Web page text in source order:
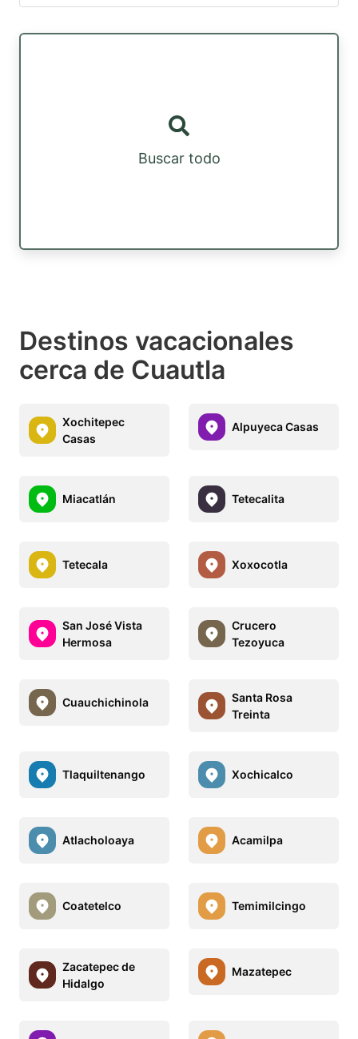
Buscar todo
Destinos vacacionales
cerca de Cuautla
Xochitepec
Casas
Alpuyeca Casas
Miacatlán Tetecalita
Tetecala Xoxocotla
San José Vista
Hermosa
Crucero
Tezoyuca
Cuauchichinola
Santa Rosa
Treinta
Tlaquiltenango Xochicalco
Atlacholoaya Acamilpa
Coatetelco Temimilcingo
Zacatepec de
Hidalgo
Mazatepec